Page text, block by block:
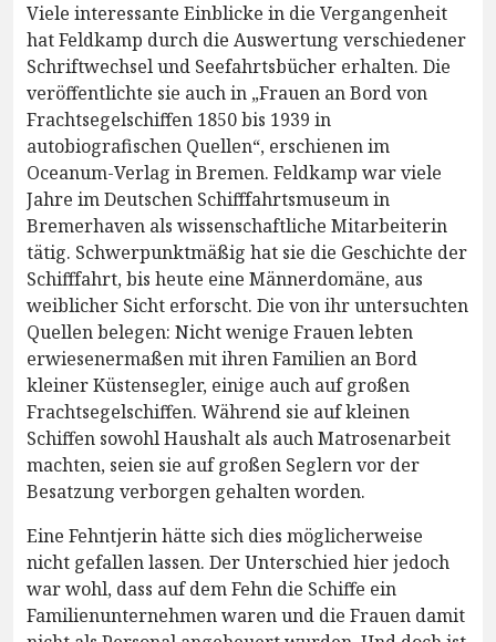
Viele interessante Einblicke in die Vergangenheit
hat Feldkamp durch die Auswertung verschiedener
Schriftwechsel und Seefahrtsbücher erhalten. Die
veröffentlichte sie auch in „Frauen an Bord von
Frachtsegelschiffen 1850 bis 1939 in
autobiografischen Quellen“, erschienen im
Oceanum-Verlag in Bremen. Feldkamp war viele
Jahre im Deutschen Schifffahrtsmuseum in
Bremerhaven als wissenschaftliche Mitarbeiterin
tätig. Schwerpunktmäßig hat sie die Geschichte der
Schifffahrt, bis heute eine Männerdomäne, aus
weiblicher Sicht erforscht. Die von ihr untersuchten
Quellen belegen: Nicht wenige Frauen lebten
erwiesenermaßen mit ihren Familien an Bord
kleiner Küstensegler, einige auch auf großen
Frachtsegelschiffen. Während sie auf kleinen
Schiffen sowohl Haushalt als auch Matrosenarbeit
machten, seien sie auf großen Seglern vor der
Besatzung verborgen gehalten worden.
Eine Fehntjerin hätte sich dies möglicherweise
nicht gefallen lassen. Der Unterschied hier jedoch
war wohl, dass auf dem Fehn die Schiffe ein
Familienunternehmen waren und die Frauen damit